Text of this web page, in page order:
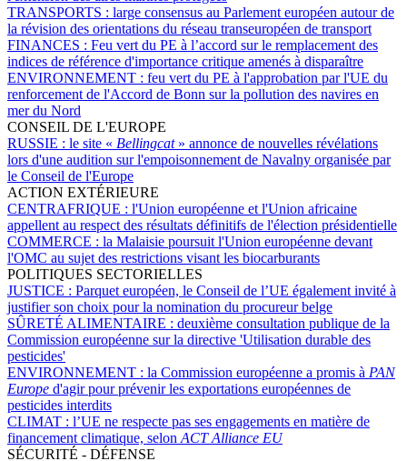
TRANSPORTS : large consensus au Parlement européen autour de
la révision des orientations du réseau transeuropéen de transport
FINANCES : Feu vert du PE à l’accord sur le remplacement des
indices de référence d'importance critique amenés à disparaître
ENVIRONNEMENT : feu vert du PE à l'approbation par l'UE du
renforcement de l'Accord de Bonn sur la pollution des navires en
mer du Nord
CONSEIL DE L'EUROPE
RUSSIE : le site « Bellingcat » annonce de nouvelles révélations
lors d'une audition sur l'empoisonnement de Navalny organisée par
le Conseil de l'Europe
ACTION EXTÉRIEURE
CENTRAFRIQUE : l'Union européenne et l'Union africaine
appellent au respect des résultats définitifs de l'élection présidentielle
COMMERCE : la Malaisie poursuit l'Union européenne devant
l'OMC au sujet des restrictions visant les biocarburants
POLITIQUES SECTORIELLES
JUSTICE : Parquet européen, le Conseil de l’UE également invité à
justifier son choix pour la nomination du procureur belge
SÛRETÉ ALIMENTAIRE : deuxième consultation publique de la
Commission européenne sur la directive 'Utilisation durable des
pesticides'
ENVIRONNEMENT : la Commission européenne a promis à PAN
Europe d'agir pour prévenir les exportations européennes de
pesticides interdits
CLIMAT : l’UE ne respecte pas ses engagements en matière de
financement climatique, selon ACT Alliance EU
SÉCURITÉ - DÉFENSE